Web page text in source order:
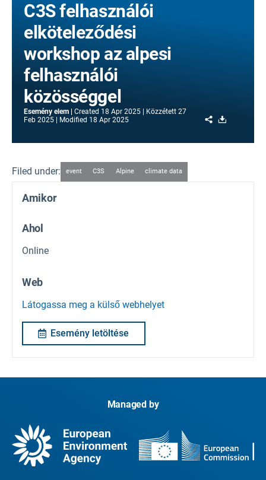
C3S felhasználói
elköteleződési
workshop az alpesi
felhasználói
közösséggel
Esemény elem Created 18 Apr 2025 Közzétett 27
Feb 2025
Modified 18 Apr 2025 Share
Filed under: event C3S Alpine climate data
Amikor
Ahol
Online
Web
Látogassa meg a külső webhelyet
Esemény letöltése
Managed by